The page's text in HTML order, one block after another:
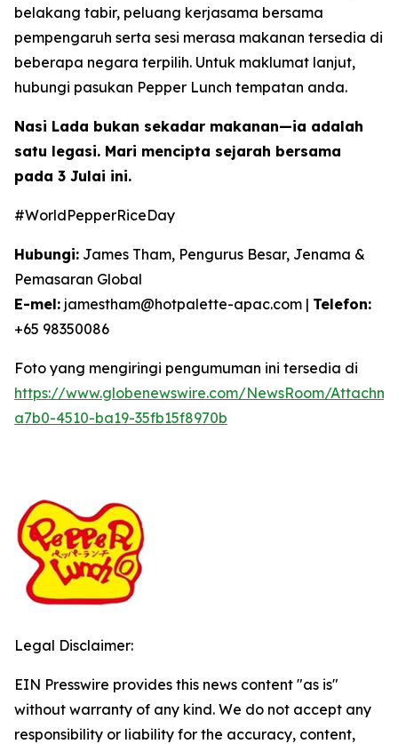
belakang tabir, peluang kerjasama bersama
pempengaruh serta sesi merasa makanan tersedia di
beberapa negara terpilih. Untuk maklumat lanjut,
hubungi pasukan Pepper Lunch tempatan anda.
Nasi Lada bukan sekadar makanan—ia adalah
satu legasi. Mari mencipta sejarah bersama
pada 3 Julai ini.
#WorldPepperRiceDay
Hubungi: James Tham, Pengurus Besar, Jenama &
Pemasaran Global
E-mel: jamestham@hotpalette-apac.com | Telefon:
+65 98350086
Foto yang mengiringi pengumuman ini tersedia di
https://www.globenewswire.com/NewsRoom/
a7b0-4510-ba19-35fb15f8970b
Legal Disclaimer:
EIN Presswire provides this news content "as is"
without warranty of any kind. We do not accept any
responsibility or liability for the accuracy, content,